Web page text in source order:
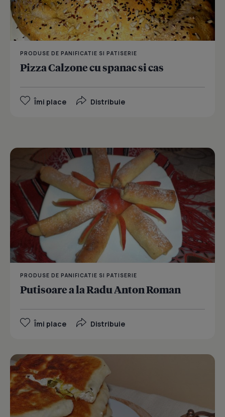
PRODUSE DE PANIFICATIE SI PATISERIE
Pizza Calzone cu spanac si cas
Îmi place Distribuie
PRODUSE DE PANIFICATIE SI PATISERIE
Putisoare a la Radu Anton Roman
Îmi place Distribuie